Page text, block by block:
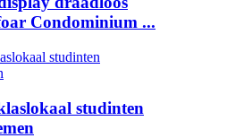
Condominium ...
studinten